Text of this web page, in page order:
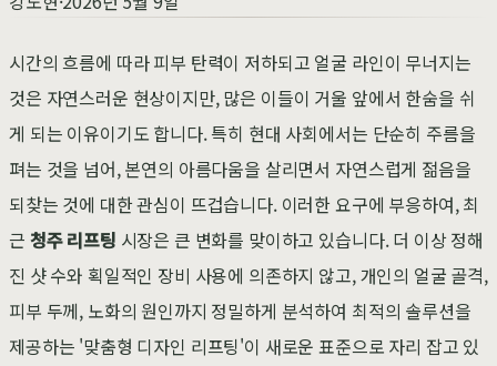
시간의 흐름에 따라 피부 탄력이 저하되고 얼굴 라인이 무너지는
것은 자연스러운 현상이지만, 많은 이들이 거울 앞에서 한숨을 쉬
게 되는 이유이기도 합니다. 특히 현대 사회에서는 단순히 주름을
펴는 것을 넘어, 본연의 아름다움을 살리면서 자연스럽게 젊음을
되찾는 것에 대한 관심이 뜨겁습니다. 이러한 요구에 부응하여, 최
근 청주 리프팅 시장은 큰 변화를 맞이하고 있습니다. 더 이상 정해
진 샷 수와 획일적인 장비 사용에 의존하지 않고, 개인의 얼굴 골격,
피부 두께, 노화의 원인까지 정밀하게 분석하여 최적의 솔루션을
제공하는 '맞춤형 디자인 리프팅'이 새로운 표준으로 자리 잡고 있